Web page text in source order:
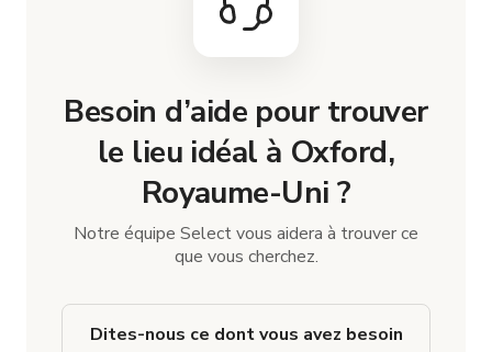
Besoin d’aide pour trouver
le lieu idéal à Oxford,
Royaume-Uni ?
Notre équipe Select vous aidera à trouver ce
que vous cherchez.
Dites-nous ce dont vous avez besoin